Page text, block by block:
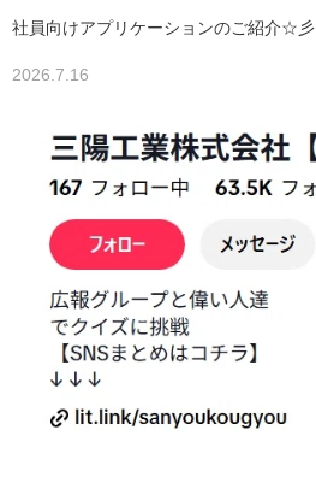
社員向けアプリケーションのご紹介☆彡
2026.7.16